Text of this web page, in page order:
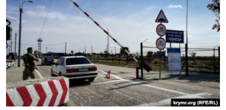
СПЕЦПРОЕКТИ
ДЕПОРТАЦІЯ
ВІДЕОУРОКИ «ELIFBE»
СВІДЧЕННЯ ОКУПАЦІЇ
УКРАЇНСЬКА ПРОБЛЕМА КРИМУ
ІНФОГРАФІКА
ЯК ОБІЙТИ БЛОКУВАННЯ
Русский
Qırımtatar
ДОЛУЧАЙСЯ!